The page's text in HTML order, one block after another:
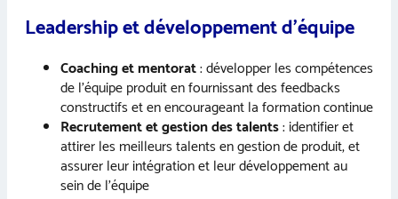
Leadership et développement d’équipe
Coaching et mentorat: développer les compétences
de l’équipe produit en fournissant des feedbacks
constructifs et en encourageant la formation continue
Recrutement et gestion des talents: identifier et
attirer les meilleurs talents en gestion de produit, et
assurer leur intégration et leur développement au
sein de l’équipe